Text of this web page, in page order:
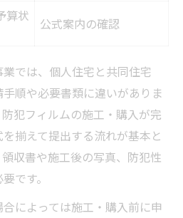
算状
公式案内の確認
では、個人住宅と共同住宅
手順や必要書類に違いがありま
犯フィルムの施工・購入が完
揃えて提出する流れが基本と
収書や施工後の写真、防犯性
です。
によっては施工・購入前に申